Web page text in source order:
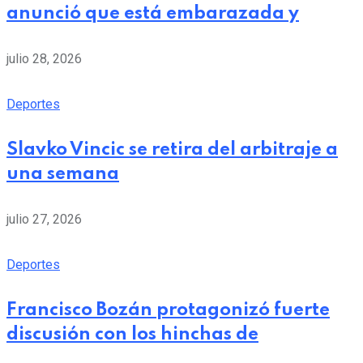
anunció que está embarazada y
julio 28, 2026
Deportes
Slavko Vincic se retira del arbitraje a
una semana
julio 27, 2026
Deportes
Francisco Bozán protagonizó fuerte
discusión con los hinchas de